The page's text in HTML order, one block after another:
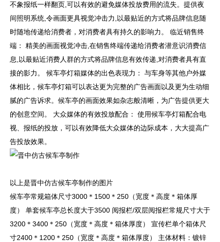
不象报纸一样翻页,可以有效的避免媒体投放费用的流失。提供夜
间照明系统,令画面更具视觉冲击力,以最贴近的方式将品牌信息随
时随地传递给消费者，对消费者具有持久的影响力。 临近销售终
端： 精美的画面视觉冲击,在销售终端传递给消费者潜意识消费信
息,以最贴近消费人群的方式将品牌信息有效传递,对消费者具有直
接的影力。 候车亭灯箱媒体的出色表现力： 与车身等其他户外媒
体相比，候车亭灯箱可以表达更为完整的广告画面以及更为生动细
腻的广告诉求。候车亭的画面效果如杂志般清晰，为广告提供更大
的创意空间。 大众媒体的有效投放配合： 使用候车亭灯箱配合电
视、报纸的投放，可以有效降低大众媒体的边际成本，大大提高广
告投放效果。
以上是晋中仿古候车亭制作的图片
候车亭常规箱体尺寸3000＊1500＊250（宽度＊高度＊箱体厚
度） 单套候车亭总长度大于3500 阅报栏/双层阅报栏常规尺寸大于
3200＊3400＊250（宽度＊高度＊箱体厚度） 宣传栏单个箱体尺
寸2400＊1200＊250（宽度＊高度＊箱体厚度） 主体材料：镀锌